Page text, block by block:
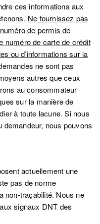
ces informations aux
Ne fournissez pas
de permis de
numéro de carte de crédit
ou d’informations sur la
ne sont pas
autres que ceux
au consommateur
sur la manière de
à toute lacune. Si nous
demandeur, nous pouvons
actuellement une
pas de norme
non-traçabilité. Nous ne
signaux DNT des